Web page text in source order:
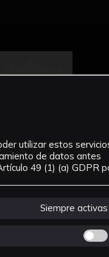
utilizar estos
de datos antes
49 (1) (a) GDPR
Siempre activas